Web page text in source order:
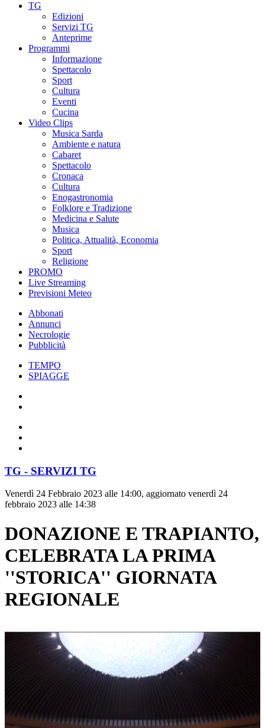
TG
Edizioni
Servizi TG
Anteprime
Programmi
Informazione
Spettacolo
Sport
Cultura
Eventi
Cucina
Video Clips
Musica Sarda
Ambiente e natura
Cabaret
Spettacolo
Cronaca
Cultura
Enogastronomia
Folklore e Tradizione
Medicina e Salute
Musica
Politica, Attualità, Economia
Sport
Religione
PROMO
Live Streaming
Previsioni Meteo
Abbonati
Annunci
Necrologie
Pubblicità
TEMPO
SPIAGGE
TG - SERVIZI TG
Venerdì 24 Febbraio 2023 alle 14:00, aggiornato venerdì 24
febbraio 2023 alle 14:38
DONAZIONE E TRAPIANTO,
CELEBRATA LA PRIMA
''STORICA'' GIORNATA
REGIONALE